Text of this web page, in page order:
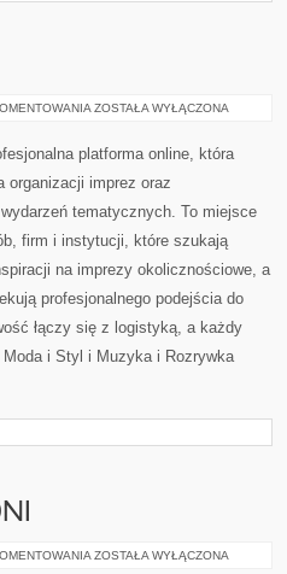
FOTOGRAFIA
ZOSTAŁA WYŁĄCZONA
platforma online, która
organizacji imprez oraz
tematycznych. To miejsce
firm i instytucji, które szukają
na imprezy okolicznościowe, a
profesjonalnego podejścia do
łączy się z logistyką, a każdy
i Styl i Muzyka i Rozrywka
PIELĘGNACJA
ZOSTAŁA WYŁĄCZONA